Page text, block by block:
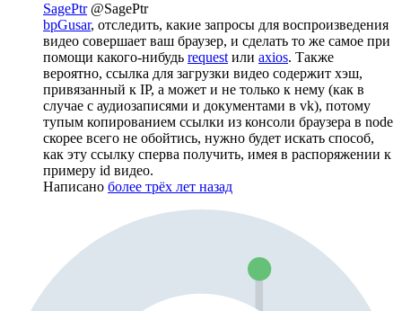
SagePtr @SagePtr
bpGusar, отследить, какие запросы для воспроизведения
видео совершает ваш браузер, и сделать то же самое при
помощи какого-нибудь request или axios. Также
вероятно, ссылка для загрузки видео содержит хэш,
привязанный к IP, а может и не только к нему (как в
случае с аудиозаписями и документами в vk), потому
тупым копированием ссылки из консоли браузера в node
скорее всего не обойтись, нужно будет искать способ,
как эту ссылку сперва получить, имея в распоряжении к
примеру id видео.
Написано более трёх лет назад